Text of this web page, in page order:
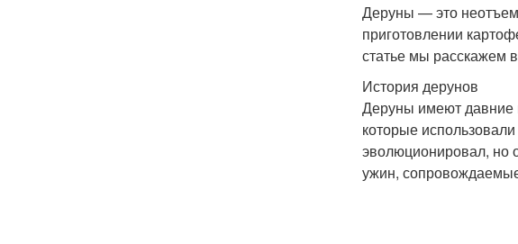
Деруны — это
приготовлении
статье мы расскажем
История дерунов
Деруны имеют давние
которые
эволюционировал, но
ужин,